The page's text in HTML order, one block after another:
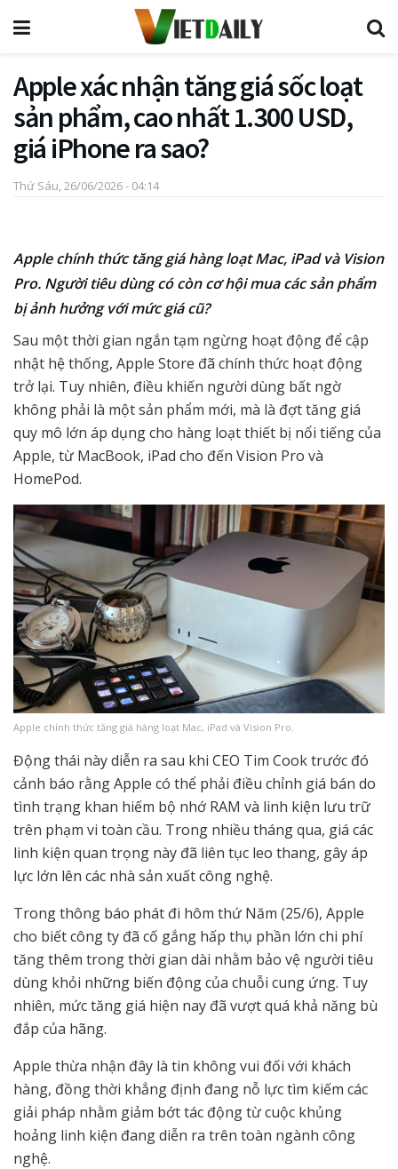
Apple xác nhận tăng giá sốc loạt
sản phẩm, cao nhất 1.300 USD,
giá iPhone ra sao?
Thứ Sáu, 26/06/2026 - 04:14
Apple chính thức tăng giá hàng loạt Mac, iPad và Vision
Pro. Người tiêu dùng có còn cơ hội mua các sản phẩm
bị ảnh hưởng với mức giá cũ?
Sau một thời gian ngắn tạm ngừng hoạt động để cập
nhật hệ thống, Apple Store đã chính thức hoạt động
trở lại. Tuy nhiên, điều khiến người dùng bất ngờ
không phải là một sản phẩm mới, mà là đợt tăng giá
quy mô lớn áp dụng cho hàng loạt thiết bị nổi tiếng của
Apple, từ MacBook, iPad cho đến Vision Pro và
HomePod.
Apple chính thức tăng giá hàng loạt Mac, iPad và Vision Pro.
Động thái này diễn ra sau khi CEO Tim Cook trước đó
cảnh báo rằng Apple có thể phải điều chỉnh giá bán do
tình trạng khan hiếm bộ nhớ RAM và linh kiện lưu trữ
trên phạm vi toàn cầu. Trong nhiều tháng qua, giá các
linh kiện quan trọng này đã liên tục leo thang, gây áp
lực lớn lên các nhà sản xuất công nghệ.
Trong thông báo phát đi hôm thứ Năm (25/6), Apple
cho biết công ty đã cố gắng hấp thụ phần lớn chi phí
tăng thêm trong thời gian dài nhằm bảo vệ người tiêu
dùng khỏi những biến động của chuỗi cung ứng. Tuy
nhiên, mức tăng giá hiện nay đã vượt quá khả năng bù
đắp của hãng.
Apple thừa nhận đây là tin không vui đối với khách
hàng, đồng thời khẳng định đang nỗ lực tìm kiếm các
giải pháp nhằm giảm bớt tác động từ cuộc khủng
hoảng linh kiện đang diễn ra trên toàn ngành công
nghệ.